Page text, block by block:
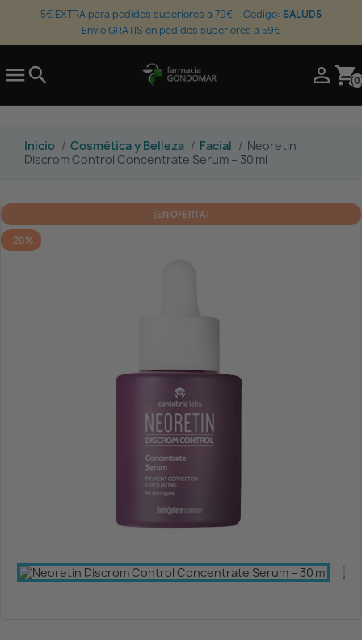
5€ EXTRA para pedidos superiores a 79€ · Codigo: SALUD5
Envio GRATIS en pedidos superiores a 59€
search  shopping_cart
Inicio Cosmética y Belleza Facial
Neoretin
Discrom Control Concentrate Serum – 30 ml
¡EN OFERTA!
-20%